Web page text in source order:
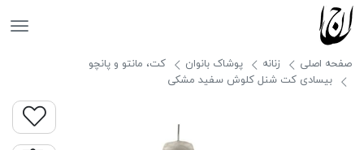
صفحه اصلی زنانه پوشاک بانوان
کت، مانتو و پانچو
بیسادی کت شنل کلوش سفید مشکی